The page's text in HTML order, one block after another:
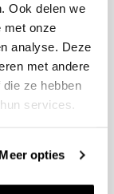
Ook delen we
met onze
analyse. Deze
met andere
ze hebben
services.
Meer opties